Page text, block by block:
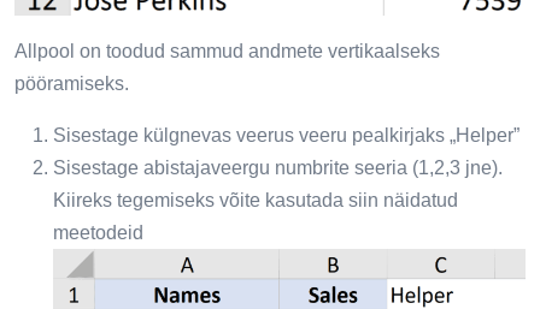
Allpool on toodud sammud andmete vertikaalseks
pööramiseks.
Sisestage külgnevas veerus veeru pealkirjaks „Helper”
Sisestage abistajaveergu numbrite seeria (1,2,3 jne).
Kiireks tegemiseks võite kasutada siin näidatud
meetodeid